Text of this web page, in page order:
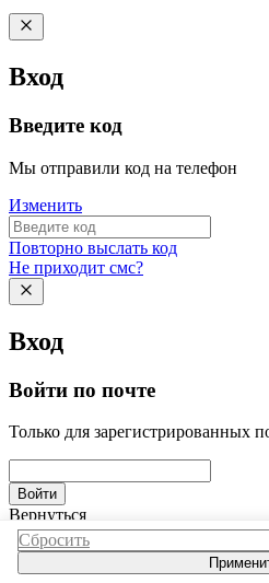
Сбросить
Вход
Введите код
Мы отправили код на телефон
Изменить
Повторно выслать код
Не приходит смс?
Вход
Войти по почте
Только для зарегистрированных
Войти
Вернуться